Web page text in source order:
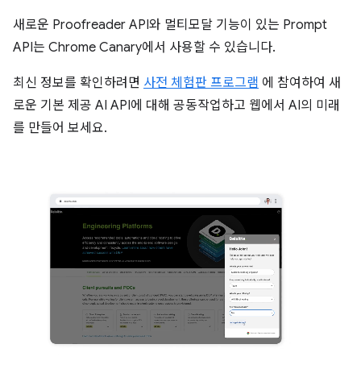
새로운 Proofreader API와 멀티모달 기능이 있는 Prompt
API는 Chrome Canary에서 사용할 수 있습니다.
최신 정보를 확인하려면 사전 체험판 프로그램 에 참여하여 새
로운 기본 제공 AI API에 대해 공동작업하고 웹에서 AI의 미래
를 만들어 보세요.